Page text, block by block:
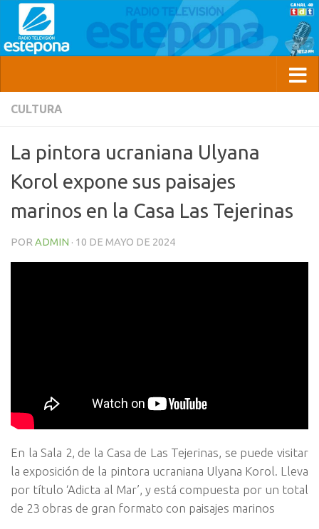
CULTURA
La pintora ucraniana Ulyana
Korol expone sus paisajes
marinos en la Casa Las Tejerinas
POR ADMIN · 10 DE MAYO DE 2024
En la Sala 2, de la Casa de Las Tejerinas, se puede visitar
la exposición de la pintora ucraniana Ulyana Korol. Lleva
por título ‘Adicta al Mar’, y está compuesta por un total
de 23 obras de gran formato con paisajes marinos